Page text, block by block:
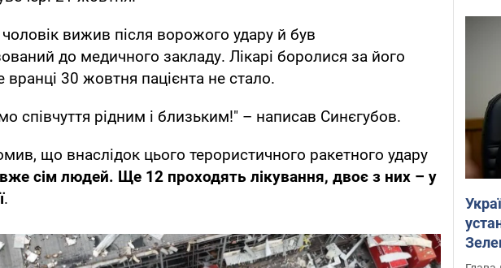
чоловік вижив після ворожого удару й був
до медичного закладу. Лікарі боролися за його
вранці 30 жовтня пацієнта не стало.
співчуття рідним і близьким!" – написав Синєгубов.
що внаслідок цього терористичного ракетного удару
сім людей. Ще 12 проходять лікування, двоє з них – у
.